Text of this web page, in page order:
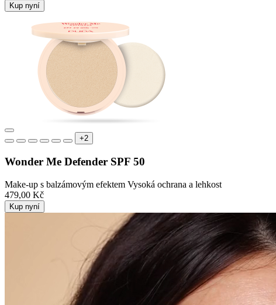
Kup nyní
+2
Wonder Me Defender SPF 50
Make-up s balzámovým efektem Vysoká ochrana a lehkost
479,00 Kč
Kup nyní